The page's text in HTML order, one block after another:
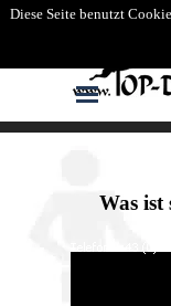
Diese Seite benutzt
Direkt zum Seiteninhalt
Menü
Was ist